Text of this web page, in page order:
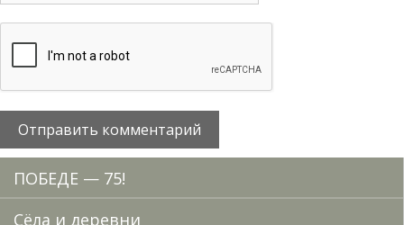
ПОБЕДЕ — 75!
Сёла и деревни